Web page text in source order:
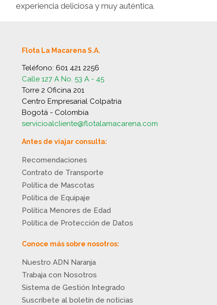
experiencia deliciosa y muy auténtica.
Flota La Macarena S.A.
Teléfono: 601 421 2256
Calle 127 A No. 53 A - 45
Torre 2 Oficina 201
Centro Empresarial Colpatria
Bogotá - Colombia
servicioalcliente@flotalamacarena.com
Antes de viajar consulta:
Recomendaciones
Contrato de Transporte
Política de Mascotas
Política de Equipaje
Política Menores de Edad
Política de Protección de Datos
Conoce más sobre nosotros:
Nuestro ADN Naranja
Trabaja con Nosotros
Sistema de Gestión Integrado
Suscríbete al boletín de noticias